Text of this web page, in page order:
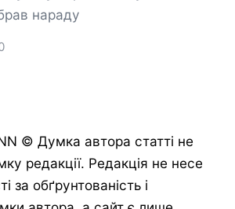
нараду
© Думка автора статті не
редакції. Редакція не несе
за обґрунтованість і